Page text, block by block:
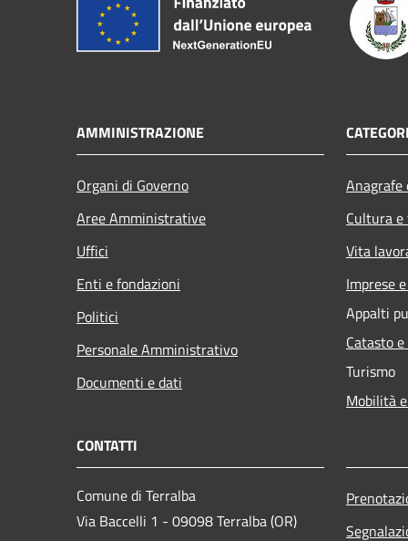
AMMINISTRAZIONE
Organi di Governo
Aree Amministrative
Uffici
Enti e fondazioni
Politici
Personale Amministrativo
Documenti e dati
Cultura
Vita
Imprese
Appalti
Catasto
Turismo
Mobilità
CONTATTI
Comune di Terralba
Via Baccelli 1 - 09098 Terralba (OR)